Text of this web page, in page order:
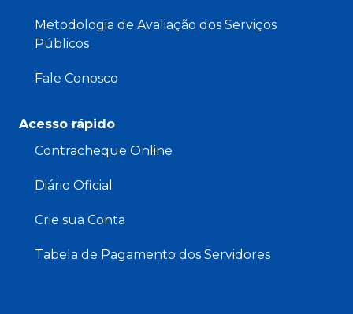
Metodologia de Avaliação dos Serviços
Públicos
Fale Conosco
Acesso rápido
Contracheque Online
Diário Oficial
Crie sua Conta
Tabela de Pagamento dos Servidores